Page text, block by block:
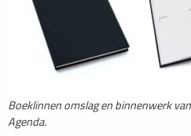
​Boeklinnen omslag en binnenwerk
Agenda.